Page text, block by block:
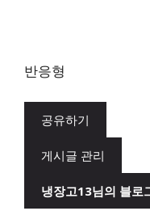
반응형
공유하기
게시글 관리
냉장고13님의 블로